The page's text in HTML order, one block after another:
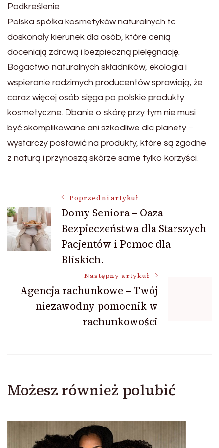
Podkreślenie
Polska spółka kosmetyków naturalnych to
doskonały kierunek dla osób, które cenią
doceniają zdrową i bezpieczną pielęgnację.
Bogactwo naturalnych składników, ekologia i
wspieranie rodzimych producentów sprawiają, że
coraz więcej osób sięga po polskie produkty
kosmetyczne. Dbanie o skórę przy tym nie musi
być skomplikowane ani szkodliwe dla planety –
wystarczy postawić na produkty, które są zgodne
z naturą i przynoszą skórze same tylko korzyści.
Nawigacja
wpisu
Poprzedni artykuł
Domy Seniora – Oaza
Bezpieczeństwa dla Starszych
Pacjentów i Pomoc dla
Bliskich.
Następny artykuł
Agencja rachunkowe – Twój
niezawodny pomocnik w
rachunkowości
Możesz również polubić